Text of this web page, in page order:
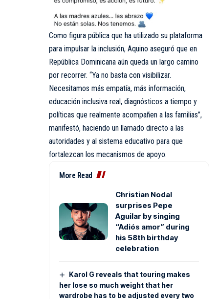
Como figura pública que ha utilizado su plataforma
para impulsar la inclusión, Aquino aseguró que en
República Dominicana aún queda un largo camino
por recorrer. “Ya no basta con visibilizar.
Necesitamos más empatía, más información,
educación inclusiva real, diagnósticos a tiempo y
políticas que realmente acompañen a las familias”,
manifestó, haciendo un llamado directo a las
autoridades y al sistema educativo para que
fortalezcan los mecanismos de apoyo.
More Read
Christian Nodal
surprises Pepe
Aguilar by singing
“Adiós amor” during
his 58th birthday
celebration
Karol G reveals that touring makes
her lose so much weight that her
wardrobe has to be adjusted every two